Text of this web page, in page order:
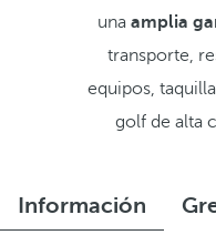
una amplia
transporte,
equipos,
golf de alta
Información